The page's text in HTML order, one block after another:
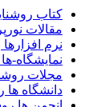
کتاب
مقالات
نرم
نمایشگاه-
مجلات
دانشگاه ها